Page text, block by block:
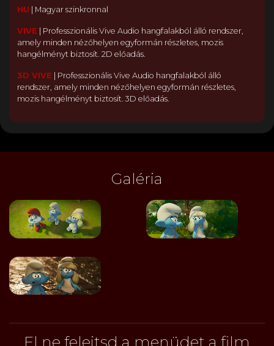
HU Magyar szinkronnal
VIVE
Professzionális Vive Audio hangfalakból álló rendszer,
amely minden nézőhelyen egyformán részletes, mozis
hangélményt biztosít. 2D előadás.
3D VIVE
Professzionális Vive Audio hangfalakból álló
rendszer, amely minden nézőhelyen egyformán részletes,
mozis hangélményt biztosít. 3D előadás.
Galéria
El ne felejtsd a menüdet a film